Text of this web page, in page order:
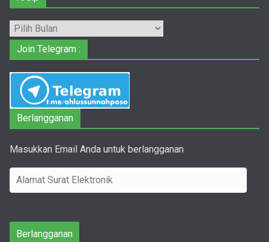
Arsip
Join Telegram :
Berlangganan
Masukkan Email Anda untuk berlangganan
l
m
Berlangganan